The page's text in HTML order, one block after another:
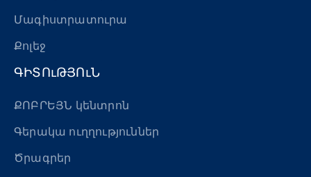
Մագիստրատուրա
Քոլեջ
ԳԻՏՈւԹՅՈւՆ
ՔՈԲՐԵՅՆ կենտրոն
Գերակա ուղղություններ
Ծրագրեր